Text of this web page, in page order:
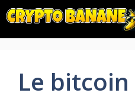
Aller
au
contenu
Le bitcoin